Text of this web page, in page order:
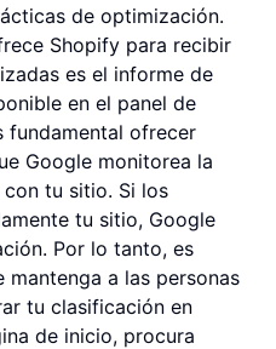
de optimización.
Shopify para recibir
es el informe de
en el panel de
fundamental ofrecer
Google monitorea la
tu sitio. Si los
tu sitio, Google
Por lo tanto, es
a las personas
tu clasificación en
de inicio, procura